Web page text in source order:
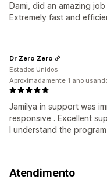
Dami, did an amazing
Extremely fast and
Jamilya in support was
responsive . Excellent
I understand the
Dr Zero Zero
Estados Unidos
Aproximadamente 1 ano
Atendimento